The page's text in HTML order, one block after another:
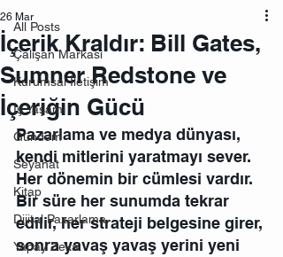
All Posts
Çalışan Markası
Kurumsal İletişim
İş Yaşamı
Gündem
Seyahat
Kitap
Dijital Pazarlama
Yapay Zeka
İçerik Kraldır: Bill Gates,
Sumner Redstone ve
İçeriğin Gücü
26 Mar
Pazarlama ve medya dünyası,
kendi mitlerini yaratmayı sever.
Her dönemin bir cümlesi vardır.
Bir süre her sunumda tekrar
edilir, her strateji belgesine girer,
sonra yavaş yavaş yerini yeni